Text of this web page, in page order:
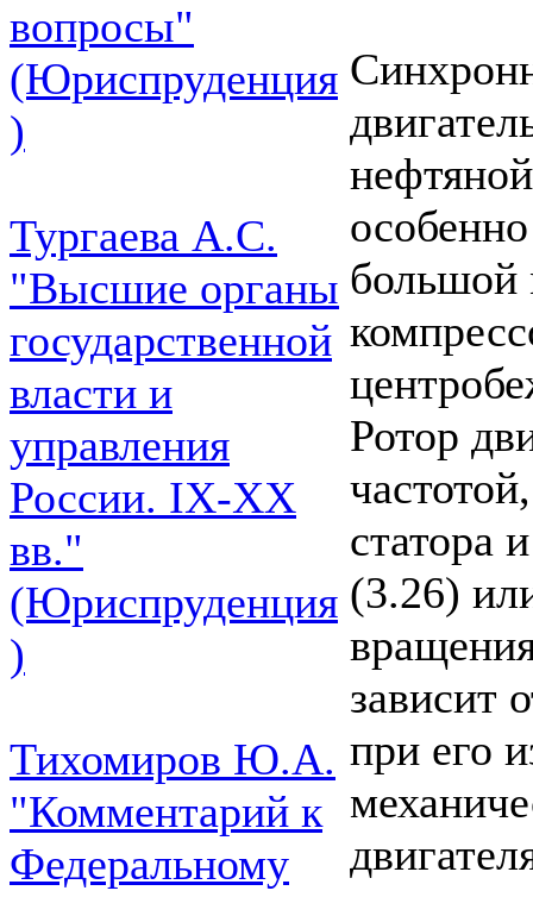
вопросы"
(Юриспруденция
)
Тургаева А.С.
"Высшие органы
государственной
власти и
управления
России. IХ-ХХ
вв."
(Юриспруденция
)
Тихомиров Ю.А.
"Комментарий к
Федеральному
Ротор
статора
(3.26)
зависит
при его